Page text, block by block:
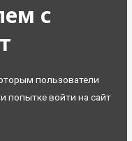
с
пользователи
попытке войти на сайт